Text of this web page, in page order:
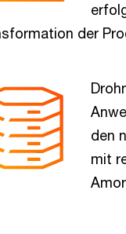
der
den
mit